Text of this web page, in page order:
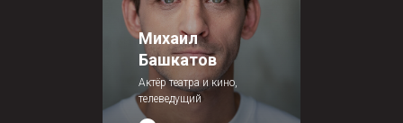
Михаил
Башкатов
Актёр театра и кино,
телеведущий